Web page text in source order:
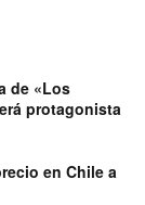
de «Los
protagonista
en Chile a